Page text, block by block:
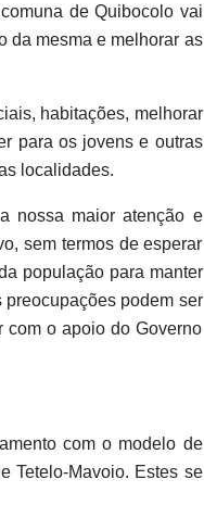
de Quibocolo vai
da mesma e melhorar as
habitações, melhorar
para os jovens e outras
localidades.
nossa maior atenção e
sem termos de esperar
população para manter
podem ser
com o apoio do Governo
com o modelo de
Tetelo-Mavoio. Estes se